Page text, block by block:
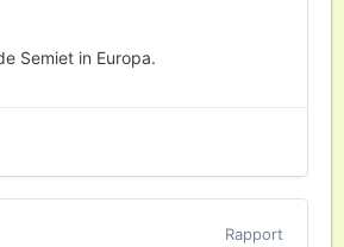
afgelopen was en Europa kapot
veel Hollanders naar Canada en
men in Europa vervolgd werd
Semiet in Europa.
Rapport